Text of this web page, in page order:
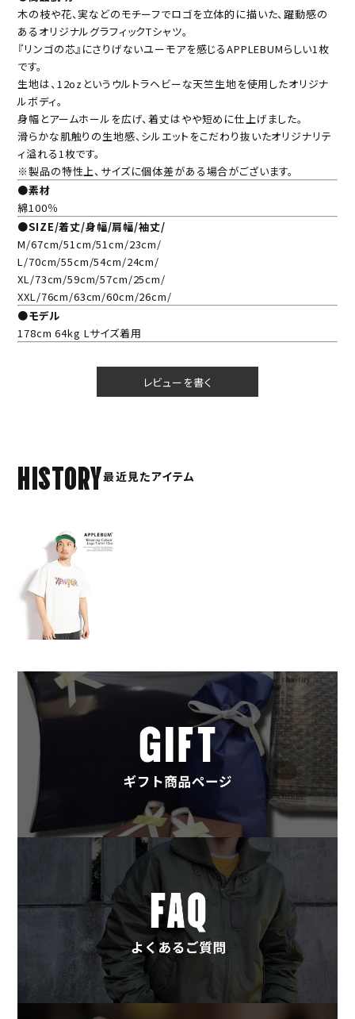
木の枝や花、実などのモチーフでロゴを立体的に描いた、躍動感の
あるオリジナルグラフィックTシャツ。
『リンゴの芯』にさりげないユーモアを感じるAPPLEBUMらしい1枚
です。
生地は、12ozというウルトラヘビーな天竺生地を使用したオリジナ
ルボディ。
身幅とアームホールを広げ、着丈はやや短めに仕上げました。
滑らかな肌触りの生地感、シルエットをこだわり抜いたオリジナリテ
ィ溢れる1枚です。
※製品の特性上、サイズに個体差がある場合がございます。
●素材
綿100％
●SIZE/着丈/身幅/肩幅/袖丈/
M/67cm/51cm/51cm/23cm/
L/70cm/55cm/54cm/24cm/
XL/73cm/59cm/57cm/25cm/
XXL/76cm/63cm/60cm/26cm/
●モデル
178cm 64kg Lサイズ着用
レビューを書く
HISTORY最近見たアイテム